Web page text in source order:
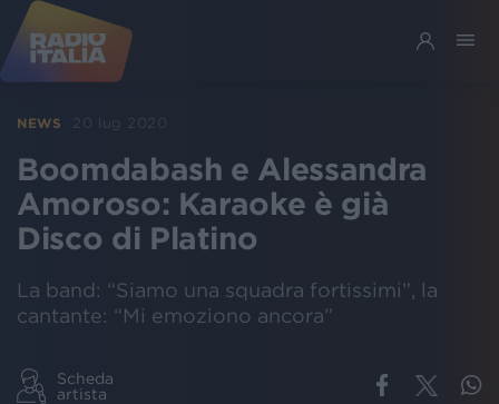
NEWS 20 lug 2020
Boomdabash e Alessandra
Amoroso: Karaoke è già
Disco di Platino
La band: “Siamo una squadra fortissimi”, la
cantante: “Mi emoziono ancora”
Scheda
artista